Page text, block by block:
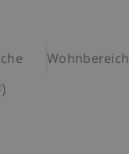
Wohnbereich